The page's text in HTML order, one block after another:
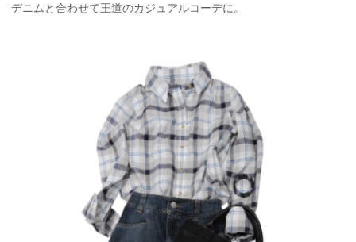
デニムと合わせて王道のカジュアルコーデに。